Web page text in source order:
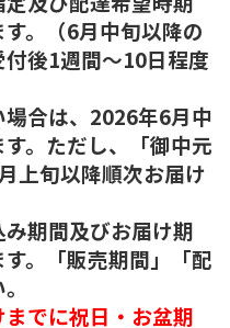
。（6月中旬以降の
後1週間～10日程度
合は、2026年6月中
。ただし、「御中元
上旬以降順次お届け
期間及びお届け期
。「販売期間」「配
でに祝日・お盆期